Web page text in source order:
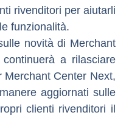
rivenditori per aiutarli
funzionalità.
novità di Merchant
continuerà a rilasciare
Merchant Center Next,
aggiornati sulle
clienti rivenditori il